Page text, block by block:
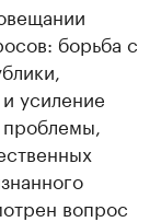
борьба с
усиление
вопрос